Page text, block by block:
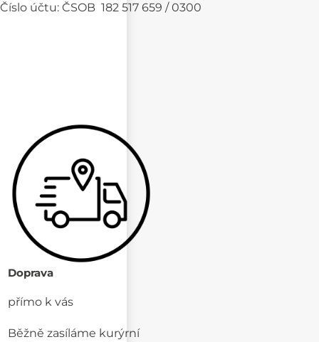
Číslo účtu: ČSOB 182 517 659 / 0300
Doprava
přímo k vás
Běžně zasíláme kurýrní